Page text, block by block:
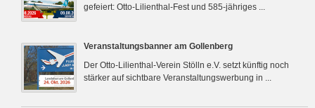
gefeiert: Otto-Lilienthal-Fest und 585-jähriges ...
Veranstaltungsbanner am Gollenberg
Der Otto-Lilienthal-Verein Stölln e.V. setzt künftig noch
stärker auf sichtbare Veranstaltungswerbung in ...